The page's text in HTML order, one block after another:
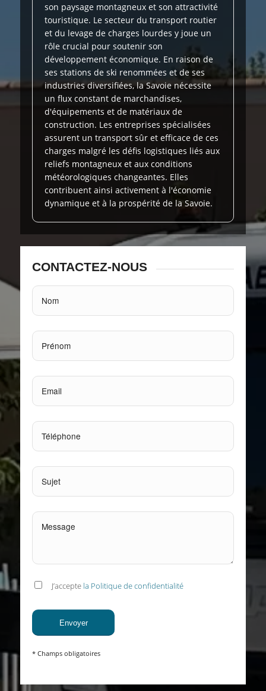
son paysage montagneux et son attractivité
touristique. Le secteur du transport routier
et du levage de charges lourdes y joue un
rôle crucial pour soutenir son
développement économique. En raison de
ses stations de ski renommées et de ses
industries diversifiées, la Savoie nécessite
un flux constant de marchandises,
d'équipements et de matériaux de
construction. Les entreprises spécialisées
assurent un transport sûr et efficace de ces
charges malgré les défis logistiques liés aux
reliefs montagneux et aux conditions
météorologiques changeantes. Elles
contribuent ainsi activement à l'économie
dynamique et à la prospérité de la Savoie.
CONTACTEZ-NOUS
J’accepte la Politique de confidentialité
* Champs obligatoires